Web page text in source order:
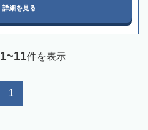
詳細を見る
1~11件を表示
1